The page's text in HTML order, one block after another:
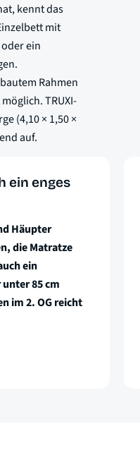
kennt das
mit
ein
Rahmen
TRUXI-
(4,10 × 1,50 ×
auf.
ein enges
Häupter
die Matratze
ein
85 cm
im 2. OG reicht